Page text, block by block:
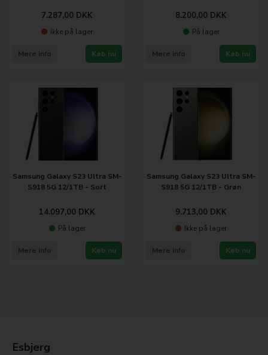
7.287,00 DKK
Ikke på lager
Køb nu
Mere info
8.200,00 DKK
På lager
Køb nu
Mere info
Samsung Galaxy S23 Ultra SM-
S918 5G 12/1TB - Sort
14.097,00 DKK
På lager
Køb nu
Mere info
Samsung Galaxy S23 Ultra SM-
S918 5G 12/1TB - Grøn
9.713,00 DKK
Ikke på lager
Køb nu
Mere info
Esbjerg